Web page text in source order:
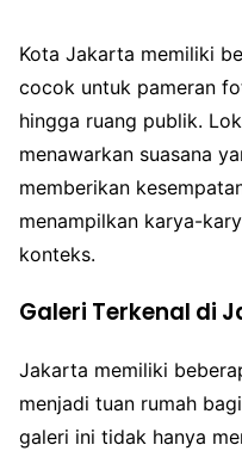
Kota Jakarta memiliki
cocok untuk pameran
hingga ruang publik.
menawarkan suasana
memberikan
menampilkan karya-
konteks.
Galeri Terkenal di
Jakarta memiliki
menjadi tuan rumah
galeri ini tidak hanya